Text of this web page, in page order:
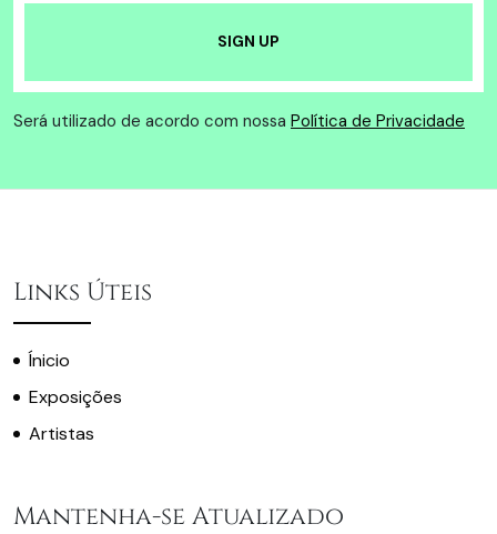
Será utilizado de acordo com nossa Política de Privacidade
Links Úteis
Ínicio
Exposições
Artistas
Mantenha-se Atualizado